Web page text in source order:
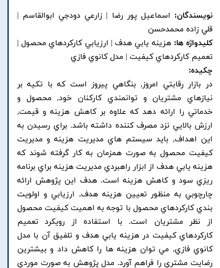
نویسندگان: اسماعيل پور رضا | زارعي دودجي ابوالقاسم |
قلي زاده محمدحسن
کلیدواژه ها: هزينه يابي هدف | ارزيابي کارکردهاي محصول |
تعميم کارکردهاي کيفيت | مدل کانوي فازي
چکیده:
در بازار رقابتي امروز, بنگاهي پيروز است که با تکيه بر
نيازهاي مشتريان و توانمندي کارکنان خود, محصول و
خدماتي را ارائه دهد که علاوه بر کاهش هزينه و قيمت,
ارزش بالايي نزد مصرف کننده داشته باشد. براي رسيدن به
اين اهداف, بايد سيستم هاي مديريت هزينه و مديريت
کيفيت محصول به صورت همزمان به کار گرفته شوند که
هزينه يابي هدف از ابزار راهبردي مديريت هزينه براي برنامه
ريزي سود و کاهش هزينه است. هدف اين پژوهش ارائه
چارچوبي به منظور تعيين هزينه هدف, ارزيابي و اولويت
بندي کارکردهاي محصول با توجه به اهميت کيفيت محصول
از نظر مشتريان است. با استفاده از رويکرد تعميم
کارکردهاي کيفيت در هزينه يابي هدف و تلفيق آن با مدل
کانوي فازي, مي توان هزينه ها را کاهش داد و بيشترين
رضايت مشتري را فراهم آورد. مدل پژوهش به صورت موردي